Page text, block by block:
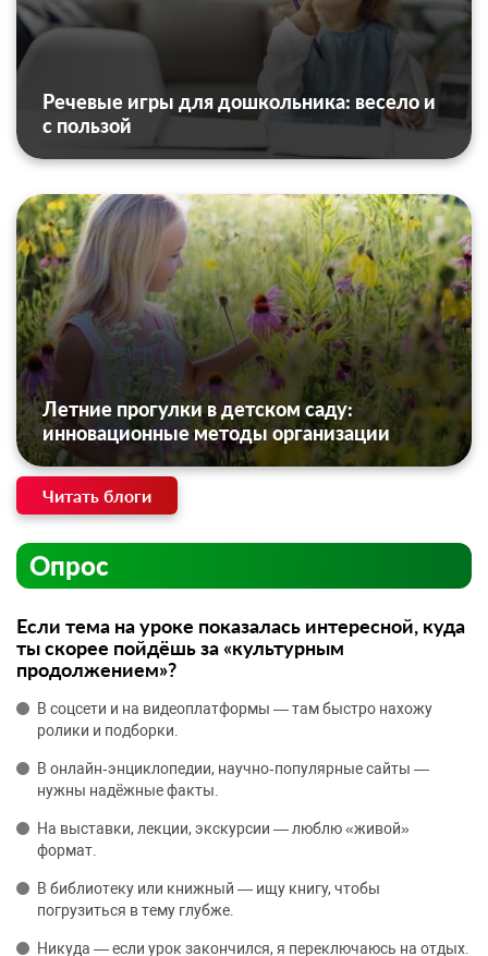
Речевые игры для дошкольника: весело и
с пользой
Летние прогулки в детском саду:
инновационные методы организации
Читать блоги
Опрос
Если тема на уроке показалась интересной, куда
ты скорее пойдёшь за «культурным
продолжением»?
В соцсети и на видеоплатформы — там быстро нахожу
ролики и подборки.
В онлайн‑энциклопедии, научно‑популярные сайты —
нужны надёжные факты.
На выставки, лекции, экскурсии — люблю «живой»
формат.
В библиотеку или книжный — ищу книгу, чтобы
погрузиться в тему глубже.
Никуда — если урок закончился, я переключаюсь на отдых.